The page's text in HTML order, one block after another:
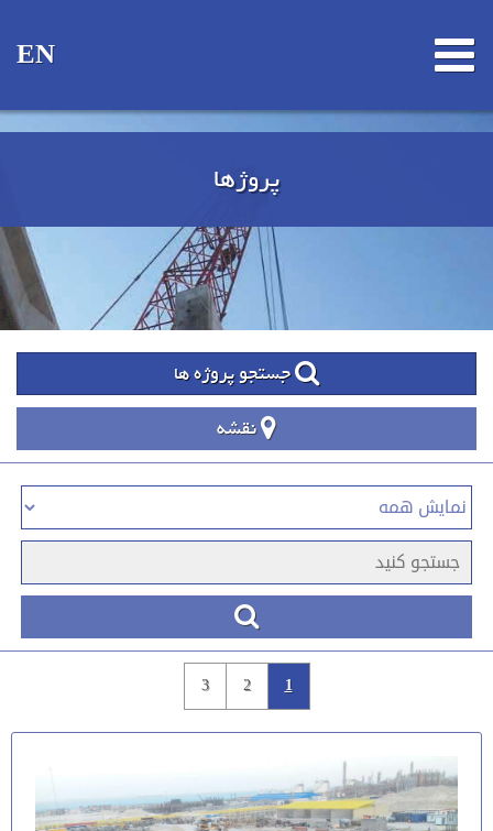
EN
پروژها
جستجو پروژه ها
نقشه
1
2
3